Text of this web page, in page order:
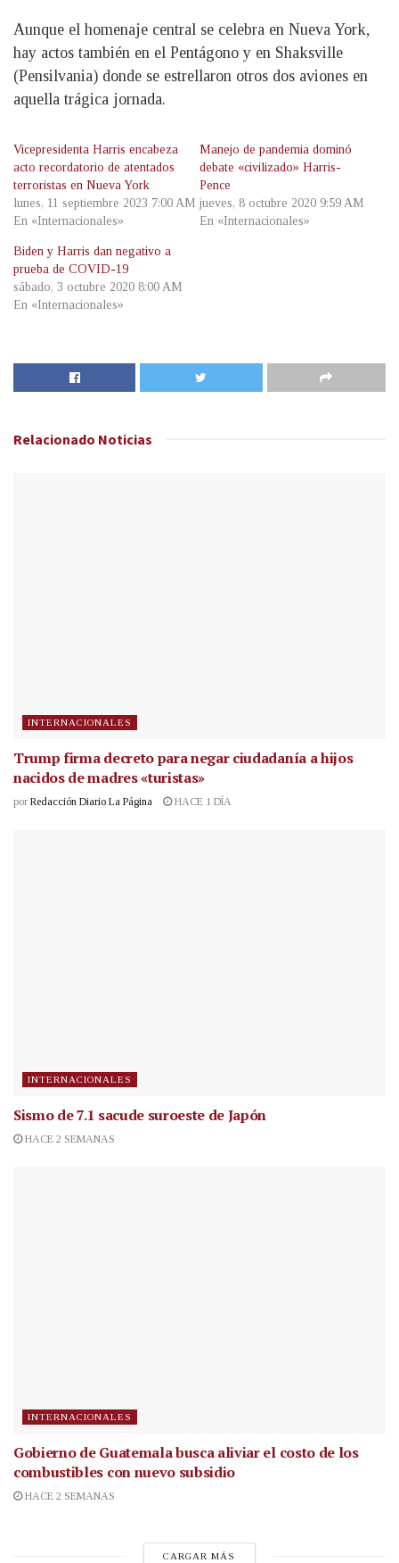
Aunque el homenaje central se celebra en Nueva York,
hay actos también en el Pentágono y en Shaksville
(Pensilvania) donde se estrellaron otros dos aviones en
aquella trágica jornada.
Vicepresidenta Harris encabeza
acto recordatorio de atentados
terroristas en Nueva York
lunes, 11 septiembre 2023 7:00 AM
En «Internacionales»
Manejo de pandemia dominó
debate «civilizado» Harris-
Pence
jueves, 8 octubre 2020 9:59 AM
En «Internacionales»
Biden y Harris dan negativo a
prueba de COVID-19
sábado, 3 octubre 2020 8:00 AM
En «Internacionales»
Relacionado Noticias
INTERNACIONALES
Trump firma decreto para negar ciudadanía a hijos
nacidos de madres «turistas»
por Redacción Diario La Página HACE 1 DÍA
INTERNACIONALES
Sismo de 7.1 sacude suroeste de Japón
HACE 2 SEMANAS
INTERNACIONALES
Gobierno de Guatemala busca aliviar el costo de los
combustibles con nuevo subsidio
HACE 2 SEMANAS
CARGAR MÁS